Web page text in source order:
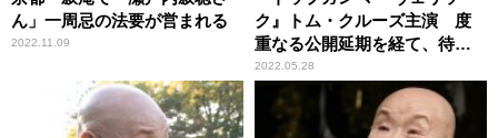
ん」一周忌の法要が営まれる
2022.11.09
ク』トム・クルーズ主演 度
重なる公開延期を経て、待望
のスクリーンへ
2022.05.28